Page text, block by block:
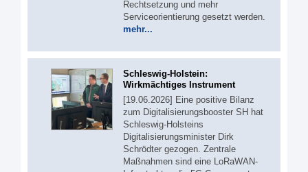
Rechtsetzung und mehr
Serviceorientierung gesetzt werden.
mehr...
Schleswig-Holstein:
Wirkmächtiges Instrument
[19.06.2026] Eine positive Bilanz
zum Digitalisierungsbooster SH hat
Schleswig-Holsteins
Digitalisierungsminister Dirk
Schrödter gezogen. Zentrale
Maßnahmen sind eine LoRaWAN-